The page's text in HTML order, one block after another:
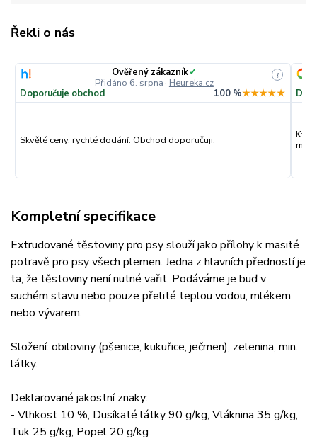
Řekli o nás
Ověřený zákazník✓
Přidáno 6. srpna · Heureka.cz
i
Doporučuje obchod 100 %★★★★★
Skvělé ceny, rychlé dodání. Obchod doporučuji.
Kompletní specifikace
Extrudované těstoviny pro psy slouží jako přílohy k masité
potravě pro psy všech plemen. Jedna z hlavních předností je
ta, že těstoviny není nutné vařit. Podáváme je buď v
suchém stavu nebo pouze přelité teplou vodou, mlékem
nebo vývarem.
Složení: obiloviny (pšenice, kukuřice, ječmen), zelenina, min.
látky.
Deklarované jakostní znaky:
- Vlhkost 10 %, Dusíkaté látky 90 g/kg, Vláknina 35 g/kg,
Tuk 25 g/kg, Popel 20 g/kg